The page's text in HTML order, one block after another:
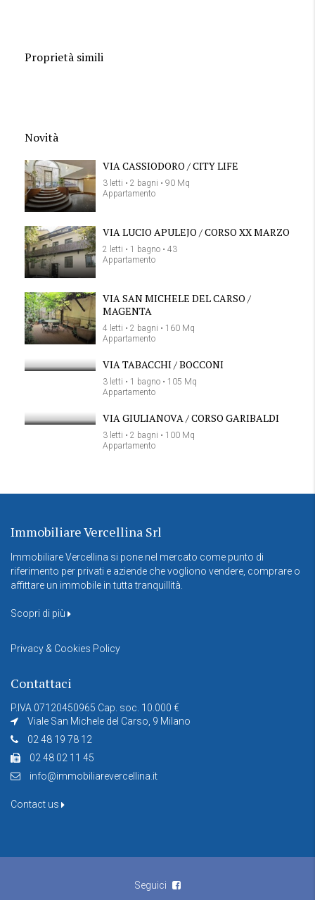
Proprietà simili
Novità
VIA CASSIODORO / CITY LIFE
3 letti • 2 bagni • 90 Mq
Appartamento
VIA LUCIO APULEJO / CORSO XX MARZO
2 letti • 1 bagno • 43
Appartamento
VIA SAN MICHELE DEL CARSO /
MAGENTA
4 letti • 2 bagni • 160 Mq
Appartamento
VIA TABACCHI / BOCCONI
3 letti • 1 bagno • 105 Mq
Appartamento
VIA GIULIANOVA / CORSO GARIBALDI
3 letti • 2 bagni • 100 Mq
Appartamento
Immobiliare Vercellina Srl
Immobiliare Vercellina si pone nel mercato come punto di
riferimento per privati e aziende che vogliono vendere, comprare o
affittare un immobile in tutta tranquillità.
Scopri di più
Privacy & Cookies Policy
Contattaci
P.IVA 07120450965 Cap. soc. 10.000 €
Viale San Michele del Carso, 9 Milano
02 48 19 78 12
02 48 02 11 45
info@immobiliarevercellina.it
Contact us
Seguici